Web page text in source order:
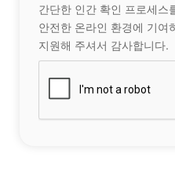
간단한 인간 확인 프로세스
안전한 온라인 환경에 기여
지원해 주셔서 감사합니다.